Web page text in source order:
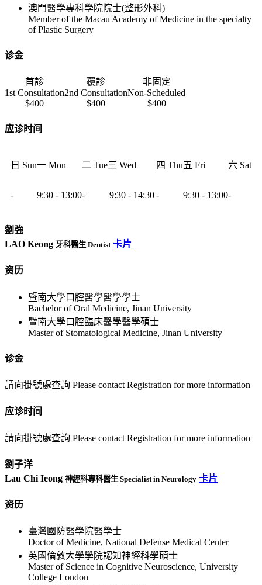
澳門醫學專科學院院士(整形外科)
Member of the Macau Academy of Medicine in the specialty
of Plastic Surgery
诊金
首診
1st Consultation
覆診
2nd Consultation
非固定
Non-Scheduled
$400
$400 $400
应诊时间
日 Sun一 Mon 二 Tue三 Wed 四 Thu五 Fri 六 Sat
- 9:30 - 13:00- 9:30 - 14:30- 9:30 - 13:00-
劉強
LAO Keong 牙科醫生 Dentist 卡片
资历
暨南大學口腔醫學醫學學士
Bachelor of Oral Medicine, Jinan University
暨南大學口腔臨床醫學醫學碩士
Master of Stomatological Medicine, Jinan University
诊金
請向掛號處查詢 Please contact Registration for more information
应诊时间
請向掛號處查詢 Please contact Registration for more information
劉子洋
Lau Chi Ieong 神經科專科醫生 Specialist in Neurology 卡片
资历
臺灣國防醫學院醫學士
Doctor of Medicine, National Defense Medical Center
英國倫敦大學學院認知神經科學碩士
Master of Science in Cognitive Neuroscience, University
College London